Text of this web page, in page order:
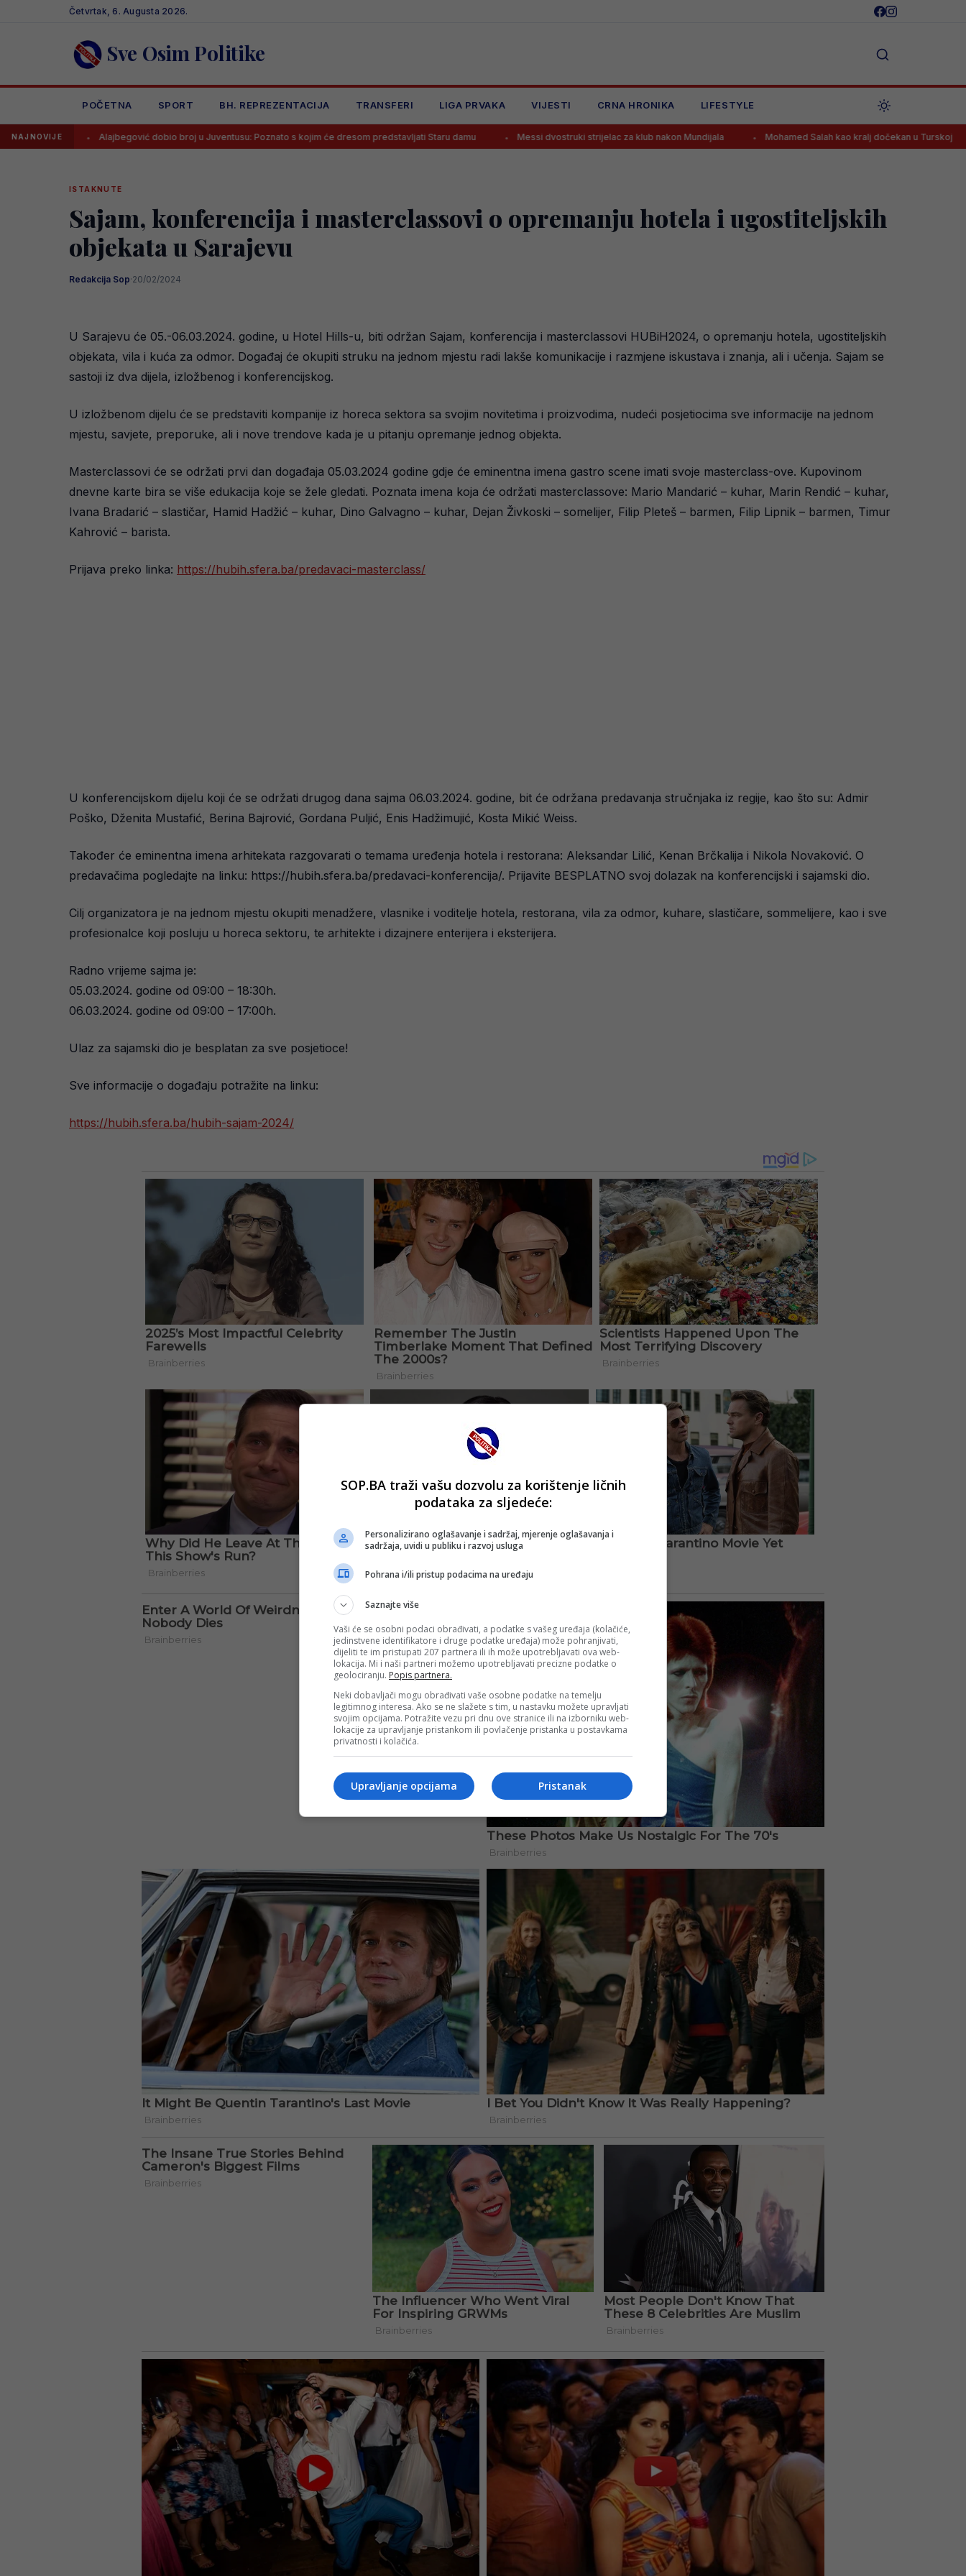
Četvrtak, 6. Augusta 2026.
Sve Osim Politike
POČETNA SPORT BH. REPREZENTACIJA TRANSFERI LIGA PRVAKA VIJESTI CRNA HRONIKA LIFESTYLE
NAJNOVIJEAlajbegović dobio broj u Juventusu: Poznato s kojim će dresom predstavljati Staru damu Messi dvostruki strijelac za klub nakon Mundijala Mohamed Salah kao kralj dočekan u Turskoj Pjanić
ISTAKNUTE
Sajam, konferencija i masterclassovi o opremanju hotela i ugostiteljskih
objekata u Sarajevu
Redakcija Sop·20/02/2024
U Sarajevu će 05.-06.03.2024. godine, u Hotel Hills-u, biti održan Sajam, konferencija i masterclassovi HUBiH2024, o opremanju hotela, ugostiteljskih
objekata, vila i kuća za odmor. Događaj će okupiti struku na jednom mjestu radi lakše komunikacije i razmjene iskustava i znanja, ali i učenja. Sajam se
sastoji iz dva dijela, izložbenog i konferencijskog.
U izložbenom dijelu će se predstaviti kompanije iz horeca sektora sa svojim novitetima i proizvodima, nudeći posjetiocima sve informacije na jednom
mjestu, savjete, preporuke, ali i nove trendove kada je u pitanju opremanje jednog objekta.
Masterclassovi će se održati prvi dan događaja 05.03.2024 godine gdje će eminentna imena gastro scene imati svoje masterclass-ove. Kupovinom
dnevne karte bira se više edukacija koje se žele gledati. Poznata imena koja će održati masterclassove: Mario Mandarić – kuhar, Marin Rendić – kuhar,
Ivana Bradarić – slastičar, Hamid Hadžić – kuhar, Dino Galvagno – kuhar, Dejan Živkoski – somelijer, Filip Pleteš – barmen, Filip Lipnik – barmen, Timur
Kahrović – barista.
Prijava preko linka: https://hubih.sfera.ba/predavaci-masterclass/
U konferencijskom dijelu koji će se održati drugog dana sajma 06.03.2024. godine, bit će održana predavanja stručnjaka iz regije, kao što su: Admir
Poško, Dženita Mustafić, Berina Bajrović, Gordana Puljić, Enis Hadžimujić, Kosta Mikić Weiss.
Također će eminentna imena arhitekata razgovarati o temama uređenja hotela i restorana: Aleksandar Lilić, Kenan Brčkalija i Nikola Novaković. O
predavačima pogledajte na linku: https://hubih.sfera.ba/predavaci-konferencija/. Prijavite BESPLATNO svoj dolazak na konferencijski i sajamski dio.
Cilj organizatora je na jednom mjestu okupiti menadžere, vlasnike i voditelje hotela, restorana, vila za odmor, kuhare, slastičare, sommelijere, kao i sve
profesionalce koji posluju u horeca sektoru, te arhitekte i dizajnere enterijera i eksterijera.
Radno vrijeme sajma je:
05.03.2024. godine od 09:00 – 18:30h.
06.03.2024. godine od 09:00 – 17:00h.
Ulaz za sajamski dio je besplatan za sve posjetioce!
Sve informacije o događaju potražite na linku:
https://hubih.sfera.ba/hubih-sajam-2024/
SOP.BA traži vašu dozvolu za korištenje ličnih
podataka za sljedeće:
Personalizirano oglašavanje i sadržaj, mjerenje oglašavanja i
sadržaja, uvidi u publiku i razvoj usluga
Pohrana i/ili pristup podacima na uređaju
Saznajte više
Vaši će se osobni podaci obrađivati, a podatke s vašeg uređaja (kolačiće,
jedinstvene identifikatore i druge podatke uređaja) može pohranjivati,
dijeliti te im pristupati 207 partnera ili ih može upotrebljavati ova web-
lokacija. Mi i naši partneri možemo upotrebljavati precizne podatke o
geolociranju. Popis partnera.
Neki dobavljači mogu obrađivati vaše osobne podatke na temelju
legitimnog interesa. Ako se ne slažete s tim, u nastavku možete upravljati
svojim opcijama. Potražite vezu pri dnu ove stranice ili na izborniku web-
lokacije za upravljanje pristankom ili povlačenje pristanka u postavkama
privatnosti i kolačića.
Pristanak
Upravljanje opcijama